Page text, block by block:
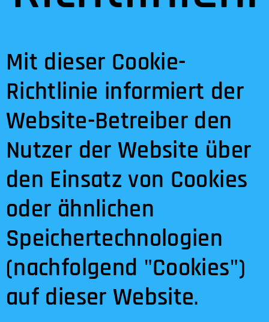
Mit dieser Cookie-
Richtlinie informiert der
Website-Betreiber den
Nutzer der Website über
den Einsatz von Cookies
oder ähnlichen
Speichertechnologien
(nachfolgend "Cookies")
auf dieser Website.